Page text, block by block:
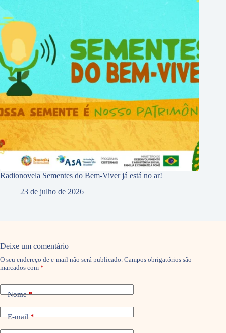
Radionovela Sementes do Bem-Viver já está no ar!
23 de julho de 2026
Deixe um comentário
O seu endereço de e-mail não será publicado. Campos obrigatórios são
marcados com *
Nome*
E-mail*